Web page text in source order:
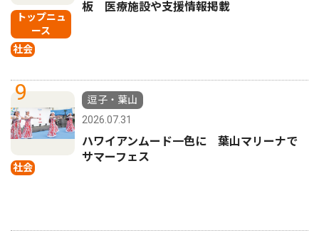
トップニュ
ース
社会
板 医療施設や支援情報掲載
9
社会
逗子・葉山
2026.07.31
ハワイアンムード一色に 葉山マリーナで
サマーフェス